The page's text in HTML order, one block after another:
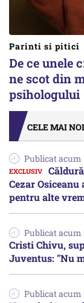
Parinti si pitici
De ce unele
ne scot din
psihologului
CELE MAI
Publicat acum
Cezar
pentru alte
Publicat
Cristi Chivu,
Juventus: "Nu
Publicat acum